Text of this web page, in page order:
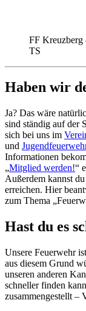
FF Kreuzberg
TS
Haben wir
Ja? Das wäre
sind ständig auf der
sich bei uns im
und
Informationen
„Mitglied werden!“
Außerdem kannst
erreichen. Hier
zum Thema
Hast du es
Unsere Feuerwehr
aus diesem Grund
unseren anderen
schneller finden
zusammengestellt –